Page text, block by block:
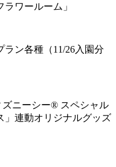
ワールーム」
ン各種（11/26入園分
ニーシー® スペシャル
」連動オリジナルグッズ